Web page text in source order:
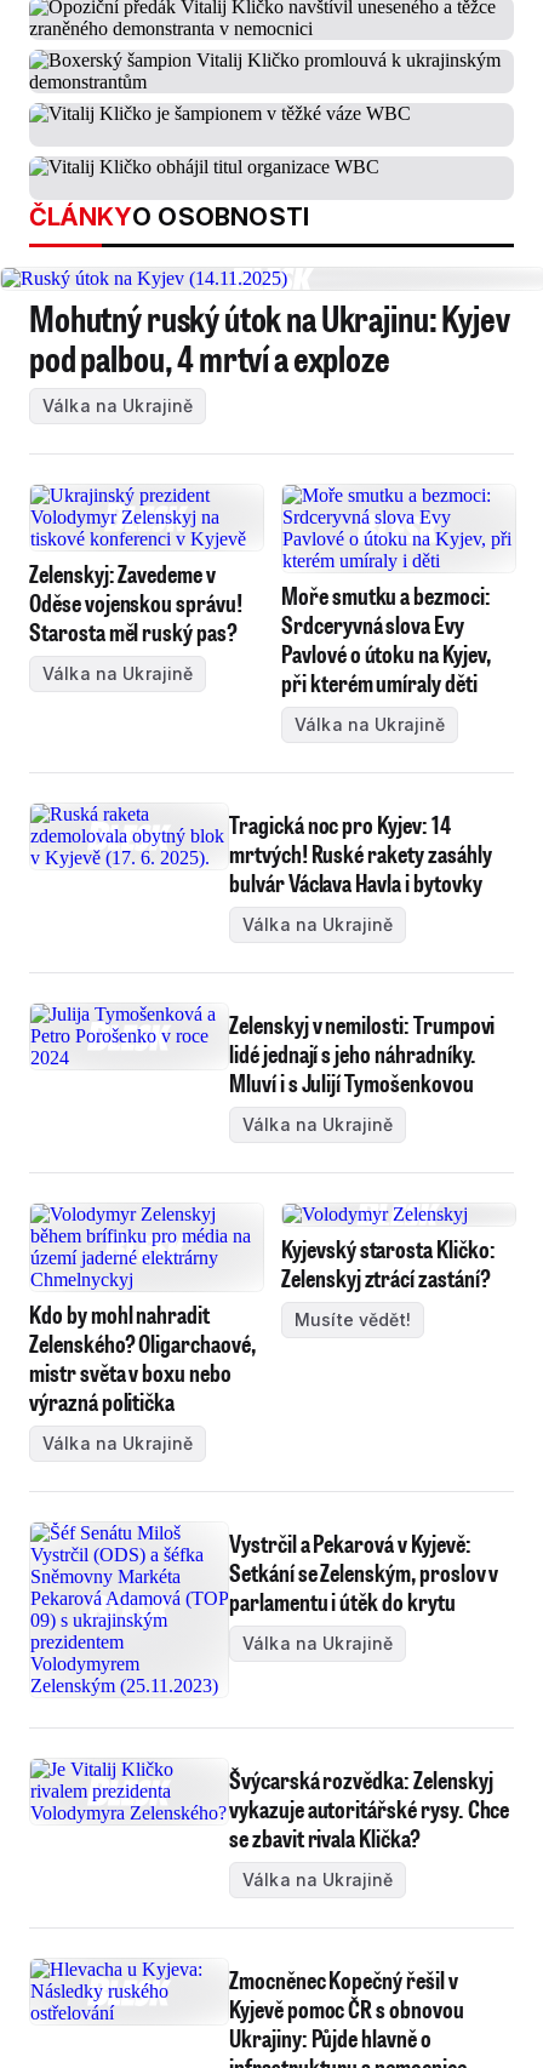
ČLÁNKYO OSOBNOSTI
Mohutný ruský útok na Ukrajinu: Kyjev
pod palbou, 4 mrtví a exploze
Válka na Ukrajině
Zelenskyj: Zavedeme v
Oděse vojenskou správu!
Starosta měl ruský pas?
Válka na Ukrajině
Moře smutku a bezmoci:
Srdceryvná slova Evy
Pavlové o útoku na Kyjev,
při kterém umíraly děti
Válka na Ukrajině
Tragická noc pro Kyjev: 14
mrtvých! Ruské rakety zasáhly
bulvár Václava Havla i bytovky
Válka na Ukrajině
Zelenskyj v nemilosti: Trumpovi
lidé jednají s jeho náhradníky.
Mluví i s Julijí Tymošenkovou
Válka na Ukrajině
Kdo by mohl nahradit
Zelenského? Oligarchaové,
mistr světa v boxu nebo
výrazná politička
Válka na Ukrajině
Kyjevský starosta Kličko:
Zelenskyj ztrácí zastání?
Musíte vědět!
Vystrčil a Pekarová v Kyjevě:
Setkání se Zelenským, proslov v
parlamentu i útěk do krytu
Válka na Ukrajině
Švýcarská rozvědka: Zelenskyj
vykazuje autoritářské rysy. Chce
se zbavit rivala Klička?
Válka na Ukrajině
Zmocněnec Kopečný řešil v
Kyjevě pomoc ČR s obnovou
Ukrajiny: Půjde hlavně o